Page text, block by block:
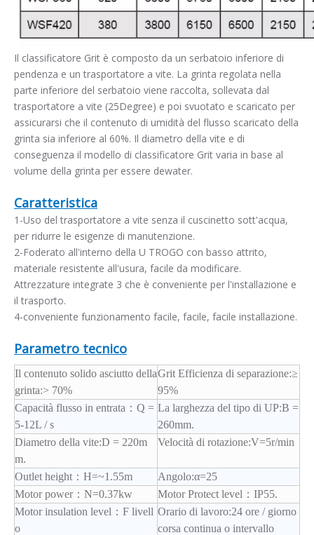
Il classificatore Grit è composto da un serbatoio inferiore di
pendenza e un trasportatore a vite. La grinta regolata nella
parte inferiore del serbatoio viene raccolta, sollevata dal
trasportatore a vite (25Degree) e poi svuotato e scaricato per
assicurarsi che il contenuto di umidità del flusso scaricato della
grinta sia inferiore al 60%. Il diametro della vite e di
conseguenza il modello di classificatore Grit varia in base al
volume della grinta per essere dewater.
Caratteristica
1-Uso del trasportatore a vite senza il cuscinetto sott'acqua,
per ridurre le esigenze di manutenzione.
2-Foderato all'interno della U TROGO con basso attrito,
materiale resistente all'usura, facile da modificare.
Attrezzature integrate 3 che è conveniente per l'installazione e
il trasporto.
4-conveniente funzionamento facile, facile, facile installazione.
Parametro tecnico
Il contenuto solido asciutto della
grinta:> 70%
Grit Efficienza di separazione:≥
95%
Capacità flusso in entrata ： Q =
5-12L / s
La larghezza del tipo di UP:B =
260mm.
Diametro della vite:D = 220m
m.
Velocità di rotazione:V=5r/min
Outlet height： H=~1.55m Angolo:α=25
Motor power： N=0.37kw Motor Protect level： IP55.
Motor insulation level： F livell
o
Orario di lavoro:24 ore / giorno
corsa continua o intervallo